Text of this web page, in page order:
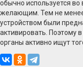
обычно используется
желающим. Тем не
устройством были
активировать. Поэтому
органы активно ищут